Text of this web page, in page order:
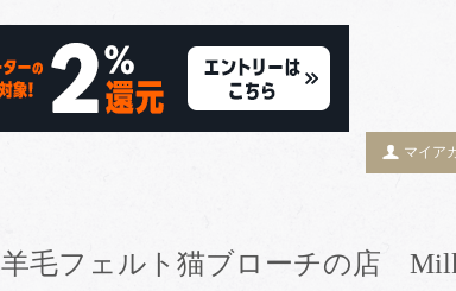
マイア
羊毛フェルト猫ブローチの店